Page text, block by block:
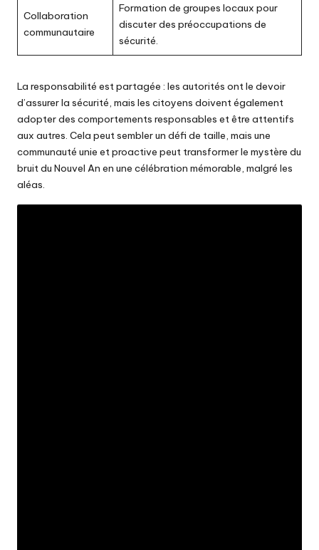
Collaboration
communautaire
Formation de groupes locaux pour
discuter des préoccupations de
sécurité.
La responsabilité est partagée : les autorités ont le devoir
d’assurer la sécurité, mais les citoyens doivent également
adopter des comportements responsables et être attentifs
aux autres. Cela peut sembler un défi de taille, mais une
communauté unie et proactive peut transformer le mystère du
bruit du Nouvel An en une célébration mémorable, malgré les
aléas.